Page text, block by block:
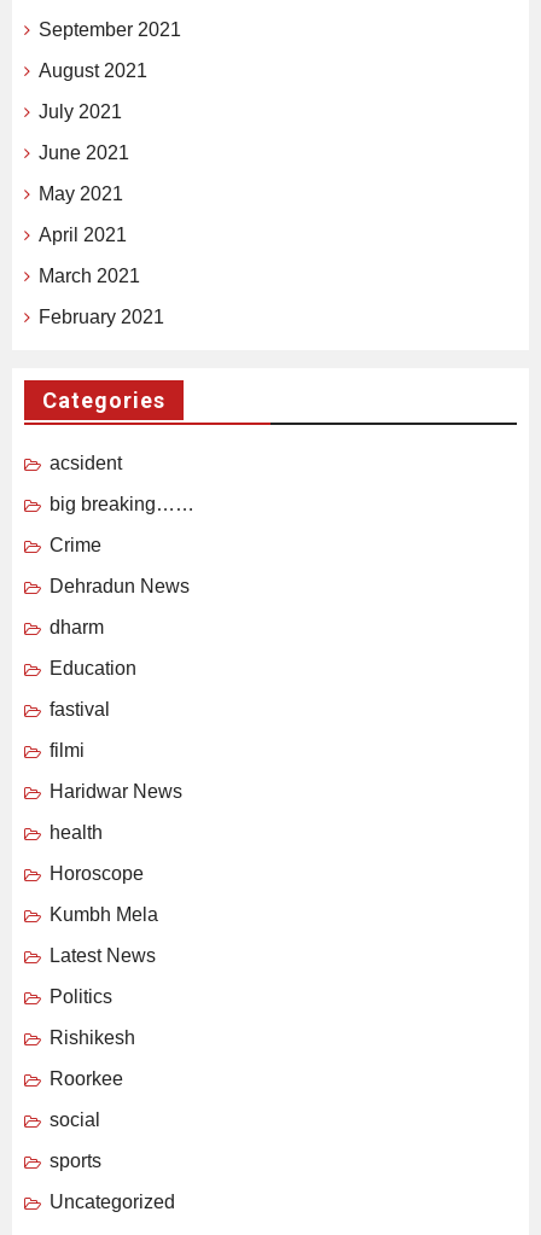
September 2021
August 2021
July 2021
June 2021
May 2021
April 2021
March 2021
February 2021
Categories
acsident
big breaking……
Crime
Dehradun News
dharm
Education
fastival
filmi
Haridwar News
health
Horoscope
Kumbh Mela
Latest News
Politics
Rishikesh
Roorkee
social
sports
Uncategorized